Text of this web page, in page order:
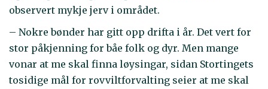
observert mykje jerv i området.
– Nokre bønder har gitt opp drifta i år. Det vert for
stor påkjenning for båe folk og dyr. Men mange
vonar at me skal finna løysingar, sidan Stortingets
tosidige mål for rovviltforvalting seier at me skal